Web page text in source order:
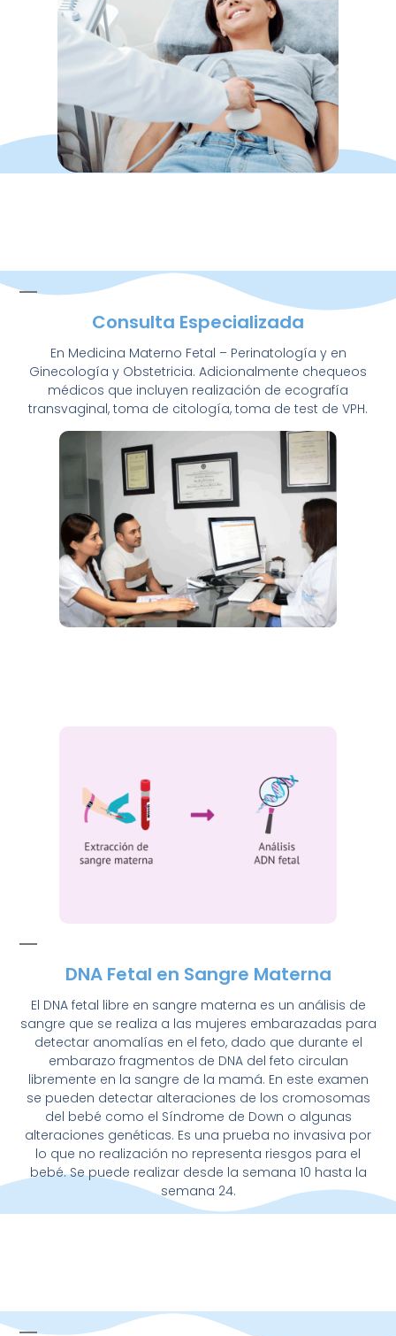
Consulta Especializada
En Medicina Materno Fetal – Perinatología y en
Ginecología y Obstetricia. Adicionalmente chequeos
médicos que incluyen realización de ecografía
transvaginal, toma de citología, toma de test de VPH.
DNA Fetal en Sangre Materna
El DNA fetal libre en sangre materna es un análisis de
sangre que se realiza a las mujeres embarazadas para
detectar anomalías en el feto, dado que durante el
embarazo fragmentos de DNA del feto circulan
libremente en la sangre de la mamá. En este examen
se pueden detectar alteraciones de los cromosomas
del bebé como el Síndrome de Down o algunas
alteraciones genéticas. Es una prueba no invasiva por
lo que no realización no representa riesgos para el
bebé. Se puede realizar desde la semana 10 hasta la
semana 24.